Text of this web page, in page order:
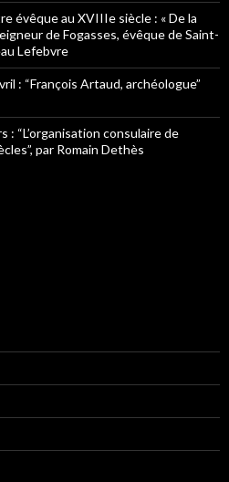
évêque au XVIIIe siècle : « De la
de Fogasses, évêque de Saint-
Lefebvre
: “François Artaud, archéologue”
: “L’organisation consulaire de
par Romain Dethès